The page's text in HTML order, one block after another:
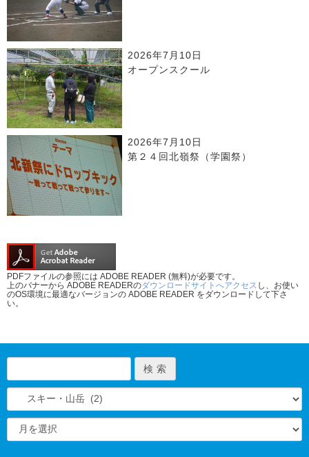
2026年7月10日
オープンスクール
2026年7月10日
第２４回北嶺祭（学園祭）
PDFファイルの参照には ADOBE READER (無料)が必要です。
上のバナーから ADOBE READERのダウンロードサイトへアクセス し、お使い
のOS環境に最適なバージョンの ADOBE READER をダウンロードして下さ
い。